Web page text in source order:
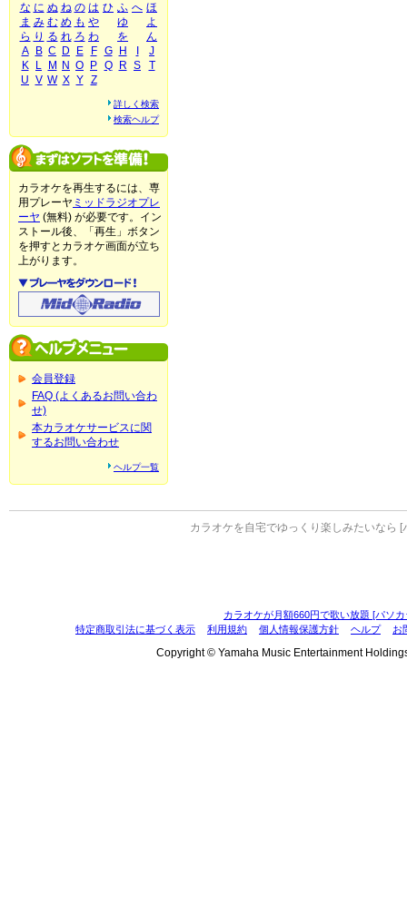
な に ぬ ね の は ひ ふ へ ほ
ま み む め も や ゆ
よ
ら り る れ ろ わ を
ん
A
B C D E F G H
J
K
L M N O P Q R S
T
U V W X Y Z
詳しく検索
検索ヘルプ
カラオケを再生するには、専
用プレーヤ ミッドラジオプレ
ーヤ (無料) が必要です。イン
ストール後、「再生」ボタン
を押すとカラオケ画面が立ち
上がります。
会員登録
FAQ (よくあるお問い合わ
せ)
本カラオケサービスに関
するお問い合わせ
ヘルプ一覧
カラオケを自宅でゆっくり楽しみたいなら [
カラオケが月額660円で歌い放題 [パソ
特定商取引法に基づく表示
利用規約 個人情報保護方針 ヘルプ お
Copyright © Yamaha Music Entertainment